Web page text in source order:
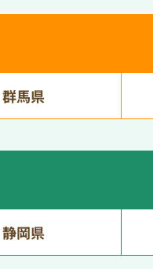
群馬県
静岡県